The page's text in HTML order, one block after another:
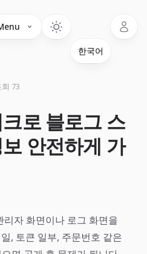
로 블로그 스
안전하게 가
회 73
자 화면이나 로그 화면을
, 토큰 일부, 주문번호 같은